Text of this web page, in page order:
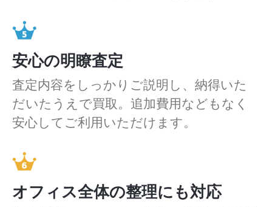
安心の明瞭査定
査定内容をしっかりご説明し、納得いた
だいたうえで買取。追加費用などもなく
安心してご利用いただけます。
オフィス全体の整理にも対応